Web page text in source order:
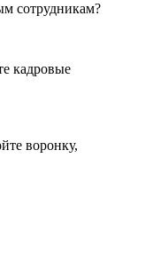
сотрудникам?
кадровые
воронку,